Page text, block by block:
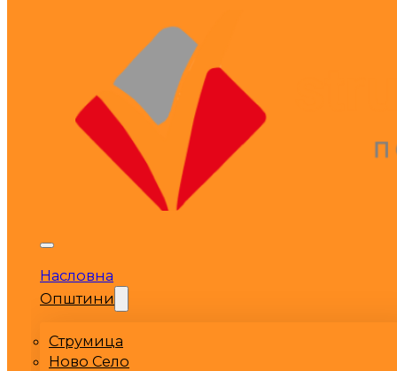
Насловна
Општини
Струмица
Ново Село